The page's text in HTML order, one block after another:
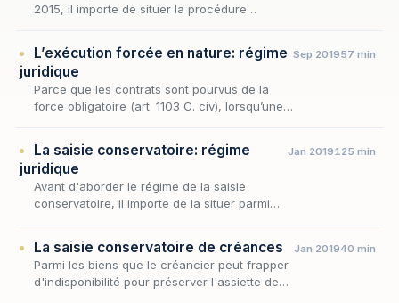
2015, il importe de situer la procédure
cette procéd…
L’exécution forcée en nature: régime
juridique
Parce que les contrats sont pourvus de la
force obligatoire (art. 1103 C. civ), lorsqu’une
elle d…
Sep 201957 min
La saisie conservatoire: régime
juridique
Avant d'aborder le régime de la saisie
conservatoire, il importe de la situer parmi
en effe…
Jan 2019125 min
La saisie conservatoire de créances
Parmi les biens que le créancier peut frapper
d'indisponibilité pour préserver l'assiette de
Jan 201940 min